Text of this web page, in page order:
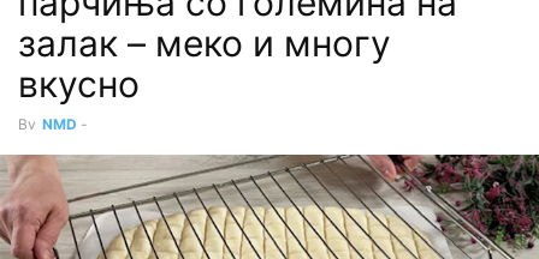
залак – меко и многу
вкусно
By NMD -